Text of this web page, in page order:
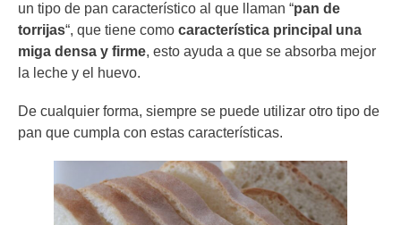
un tipo de pan característico al que llaman “pan de
torrijas“, que tiene como característica principal una
miga densa y firme, esto ayuda a que se absorba mejor
la leche y el huevo.
De cualquier forma, siempre se puede utilizar otro tipo de
pan que cumpla con estas características.